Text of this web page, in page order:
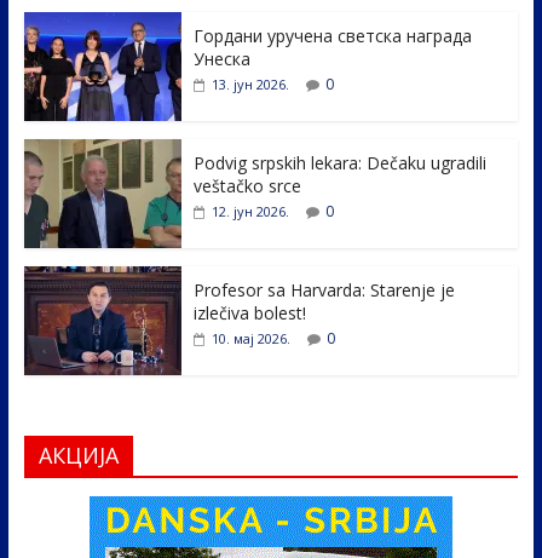
e
b
o
o
k
itt
er e
dI
e
Гордани уручена светска награда
Унеска
13. јун 2026. 0
Podvig srpskih lekara: Dečaku ugradili
veštačko srce
12. јун 2026. 0
Profesor sa Harvarda: Starenje je
izlečiva bolest!
10. мај 2026. 0
АКЦИЈА